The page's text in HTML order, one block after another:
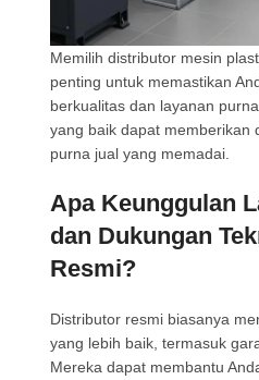
Memilih distributor mesin
penting untuk memastikan
berkualitas dan layanan
yang baik dapat memberikan
purna jual yang memadai.
Apa Keunggulan
dan Dukungan
Resmi?
Distributor resmi biasanya
yang lebih baik, termasuk
Mereka dapat membantu